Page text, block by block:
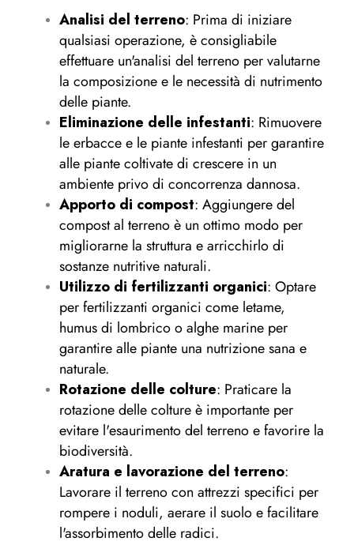
Analisi del terreno: Prima di iniziare
qualsiasi operazione, è consigliabile
effettuare un'analisi del terreno per valutarne
la composizione e le necessità di nutrimento
delle piante.
Eliminazione delle infestanti: Rimuovere
le erbacce e le piante infestanti per garantire
alle piante coltivate di crescere in un
ambiente privo di concorrenza dannosa.
Apporto di compost: Aggiungere del
compost al terreno è un ottimo modo per
migliorarne la struttura e arricchirlo di
sostanze nutritive naturali.
Utilizzo di fertilizzanti organici: Optare
per fertilizzanti organici come letame,
humus di lombrico o alghe marine per
garantire alle piante una nutrizione sana e
naturale.
Rotazione delle colture: Praticare la
rotazione delle colture è importante per
evitare l'esaurimento del terreno e favorire la
biodiversità.
Aratura e lavorazione del terreno:
Lavorare il terreno con attrezzi specifici per
rompere i noduli, aerare il suolo e facilitare
l'assorbimento delle radici.